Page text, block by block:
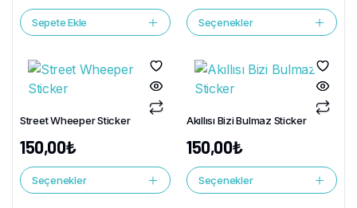
Sepete Ekle Seçenekler
Street Wheeper Sticker
150,00₺
Seçenekler
Akıllısı Bizi Bulmaz Sticker
150,00₺
Seçenekler